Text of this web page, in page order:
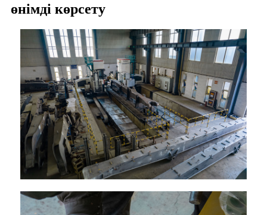
өнімді көрсету